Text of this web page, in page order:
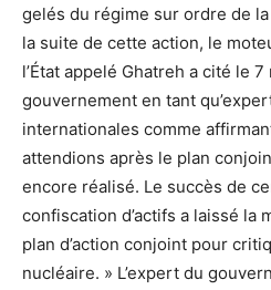
gelés du régime sur ordre de
la suite de cette action, le
l’État appelé Ghatreh a cité le
gouvernement en tant
internationales comme
attendions après le plan
encore réalisé. Le succès de
confiscation d’actifs a laissé la
plan d’action conjoint pour
nucléaire. » L’expert du